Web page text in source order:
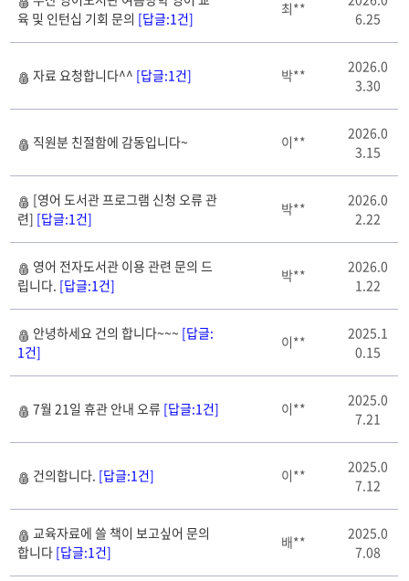
관
에
란
시
판
리
스
트
블
육 및 인턴십 기회 문의 [답글:1건]
최**
6.25
자료 요청합니다^^ [답글:1건] 박**
2026.0
3.30
직원분 친절함에 감동입니다~ 이**
2026.0
3.15
[영어 도서관 프로그램 신청 오류 관
련] [답글:1건]
박**
2026.0
2.22
영어 전자도서관 이용 관련 문의 드
립니다. [답글:1건]
박**
2026.0
1.22
안녕하세요 건의 합니다~~~ [답글:
1건]
이**
2025.1
0.15
7월 21일 휴관 안내 오류 [답글:1건] 이**
2025.0
7.21
건의합니다. [답글:1건] 이**
2025.0
7.12
교육자료에 쓸 책이 보고싶어 문의
합니다 [답글:1건]
배**
2025.0
7.08